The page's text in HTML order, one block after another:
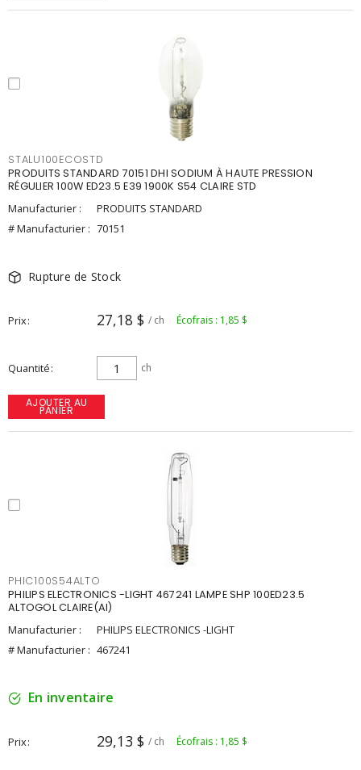
STALU100ECOSTD
PRODUITS STANDARD 70151 DHI SODIUM À HAUTE PRESSION
RÉGULIER 100W ED23.5 E39 1900K S54 CLAIRE STD
Manufacturier :
PRODUITS STANDARD
# Manufacturier : 70151
Rupture de Stock
Prix 27,18 $ / ch Écofrais : 1,85 $
Quantité ch
AJOUTER AU
PANIER
PHIC100S54ALTO
PHILIPS ELECTRONICS -LIGHT 467241 LAMPE SHP 100ED23.5
ALTOGOL CLAIRE(AI)
Manufacturier :
PHILIPS ELECTRONICS -LIGHT
# Manufacturier : 467241
En inventaire
Prix 29,13 $ / ch Écofrais : 1,85 $